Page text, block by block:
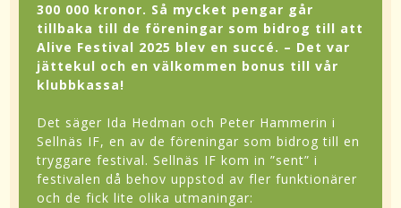
300 000 kronor. Så mycket pengar går
tillbaka till de föreningar som bidrog till att
Alive Festival 2025 blev en succé. – Det var
jättekul och en välkommen bonus till vår
klubbkassa!
Det säger Ida Hedman och Peter Hammerin i
Sellnäs IF, en av de föreningar som bidrog till en
tryggare festival. Sellnäs IF kom in ”sent” i
festivalen då behov uppstod av fler funktionärer
och de fick lite olika utmaningar: